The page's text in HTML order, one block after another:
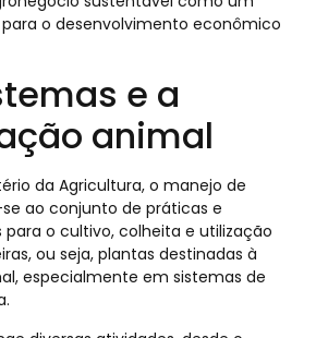
o desenvolvimento econômico
e a
animal
da Agricultura, o manejo de
ao conjunto de práticas e
para o cultivo, colheita e utilização
ou seja, plantas destinadas à
especialmente em sistemas de